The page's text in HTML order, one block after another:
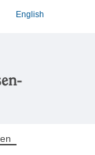
English